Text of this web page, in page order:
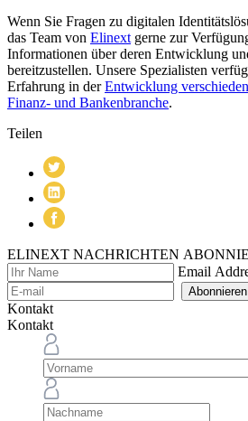
Wenn Sie Fragen zu digitalen
das Team von Elinext gerne zur
Informationen über deren Entwicklung
bereitzustellen. Unsere Spezialisten
Erfahrung in derEntwicklung
Finanz- und Bankenbranche.
Teilen
ELINEXT NACHRICHTEN
Email
Abonnieren
Kontakt
Kontakt